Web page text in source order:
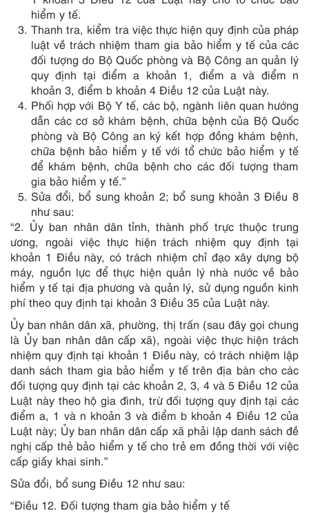
hiểm y tế.
Thanh tra, kiểm tra việc thực hiện quy định của pháp
luật về trách nhiệm tham gia bảo hiểm y tế của các
đối tượng do Bộ Quốc phòng và Bộ Công an quản lý
quy định tại điểm a khoản 1, điểm a và điểm n
khoản 3, điểm b khoản 4 Điều 12 của Luật này.
Phối hợp với Bộ Y tế, các bộ, ngành liên quan hướng
dẫn các cơ sở khám bệnh, chữa bệnh của Bộ Quốc
phòng và Bộ Công an ký kết hợp đồng khám bệnh,
chữa bệnh bảo hiểm y tế với tổ chức bảo hiểm y tế
để khám bệnh, chữa bệnh cho các đối tượng tham
gia bảo hiểm y tế.”
Sửa đổi, bổ sung khoản 2; bổ sung khoản 3 Điều 8
như sau:
“2. Ủy ban nhân dân tỉnh, thành phố trực thuộc trung
ương, ngoài việc thực hiện trách nhiệm quy định tại
khoản 1 Điều này, có trách nhiệm chỉ đạo xây dựng bộ
máy, nguồn lực để thực hiện quản lý nhà nước về bảo
hiểm y tế tại địa phương và quản lý, sử dụng nguồn kinh
phí theo quy định tại khoản 3 Điều 35 của Luật này.
Ủy ban nhân dân xã, phường, thị trấn (sau đây gọi chung
là Ủy ban nhân dân cấp xã), ngoài việc thực hiện trách
nhiệm quy định tại khoản 1 Điều này, có trách nhiệm lập
danh sách tham gia bảo hiểm y tế trên địa bàn cho các
đối tượng quy định tại các khoản 2, 3, 4 và 5 Điều 12 của
Luật này theo hộ gia đình, trừ đối tượng quy định tại các
điểm a, 1 và n khoản 3 và điểm b khoản 4 Điều 12 của
Luật này; Ủy ban nhân dân cấp xã phải lập danh sách đề
nghị cấp thẻ bảo hiểm y tế cho trẻ em đồng thời với việc
cấp giấy khai sinh.”
Sửa đổi, bổ sung Điều 12 như sau:
“Điều 12. Đối tượng tham gia bảo hiểm y tế